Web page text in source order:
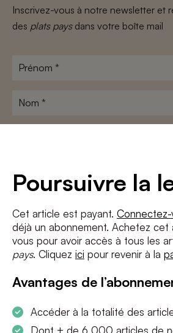
Poursuivre la
Cet article est payant. Connectez-
déjà un abonnement. Achetez cet
vous pour avoir accès à tous les
pays. Cliquez ici pour revenir à la
Avantages de
Accéder à la totalité des
Dont + de 6 000 articles de
Inscrivez-vous à notre newsletter et
des plats paysdans votre boîte mail
Prénom
Nom
J'accepte les termes et conditions etla
S'INSCRIRE